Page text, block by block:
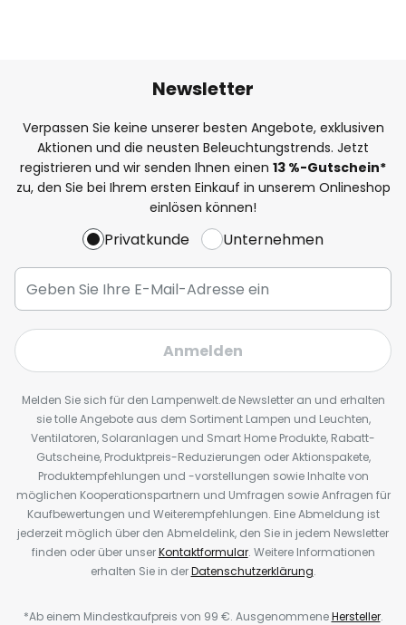
Newsletter
Verpassen Sie keine unserer besten Angebote, exklusiven
Aktionen und die neusten Beleuchtungstrends. Jetzt
registrieren und wir senden Ihnen einen 13 %-Gutschein*
zu, den Sie bei Ihrem ersten Einkauf in unserem Onlineshop
einlösen können!
Privatkunde Unternehmen
Anmelden
Melden Sie sich für den Lampenwelt.de Newsletter an und erhalten
sie tolle Angebote aus dem Sortiment Lampen und Leuchten,
Ventilatoren, Solaranlagen und Smart Home Produkte, Rabatt-
Gutscheine, Produktpreis-Reduzierungen oder Aktionspakete,
Produktempfehlungen und -vorstellungen sowie Inhalte von
möglichen Kooperationspartnern und Umfragen sowie Anfragen für
Kaufbewertungen und Weiterempfehlungen. Eine Abmeldung ist
jederzeit möglich über den Abmeldelink, den Sie in jedem Newsletter
finden oder über unserKontaktformular. Weitere Informationen
erhalten Sie in derDatenschutzerklärung.
*Ab einem Mindestkaufpreis von 99 €. AusgenommeneHersteller.